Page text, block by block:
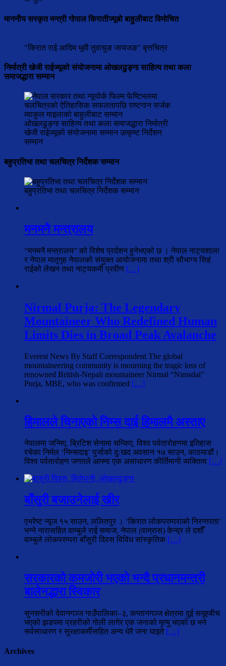
माननीय सस्कृत मन्त्री गोपाल किरातीज्यूबो बाहुलीबाट विमोचित
"किरात राई आदिम भूमी तुवाचुङ जायजङ" बृत्तचित्र
निर्मात्री खेजी राईज्यूको संयोजनामा ओखलढुङ्गा साहित्य तथा कला
समाजद्धारा सम्मान
ओखलढुङ्गा साहित्य तथा कला समाजद्धारा निर्मात्री
खेजी राईज्यूको संयोजनामा सम्मान उत्कृष्ट निर्देशन
सम्मान
बहुप्रतिभा तथा चलचित्र निर्देशक सम्मान
बहुप्रतिभा तथा चलचित्र निर्देशक सम्मान
मनमनै मन्त्रालय
“मनमनै मन्त्रालय” को विशेष प्रर्दशन हुनेभएको छ । नेपाल नाट्यशाला
र नेपाल मातृगृह नेपालको संयुक्त आयोजनामा तथा श्री सौभाग्य सिहं
राईको लेखन तथा नाट्यकर्मी प्रवीण […]
Nirmal Purja: The Legendary
Mountaineer Who Redefined Human
Limits Dies in Broad Peak Avalanche
Everest News By Staff Correspondent The global
mountaineering community is mourning the tragic loss of
renowned British-Nepali mountaineer Nirmal “Nimsdai”
Purja, MBE, who was confirmed […]
हिमालले चिनाएको निम्स दाई हिमालमै अस्ताए
नेपालमा जन्मिए, ब्रिटिश सेनामा चम्किए, विश्व पर्वतारोहणमा इतिहास
रचेका निर्मल ‘निम्सदाइ’ पुर्जाको दुःखद अवसान १७ साउन, काठमाडौं।
विश्व पर्वतारोहण जगतले आफ्ना एक असाधारण कीर्तिमानी व्यक्तित्व […]
बाँसुरी बजाउनेलाई खीर
एभरेष्ट न्यूज १५ साउन, ललितपुर । ‘किरात लोकपरम्पराको निरन्तरता’
भन्ने नारासहित वाम्बुले राई समाज, नेपाल (वाम्रास) केन्द्र ले दशौँ
वाम्बुले लोकपरम्परा बाँसुरी दिवस विविध सांस्कृतिक […]
सरकारको कमजोरी भएको भन्दै प्रधानमन्त्री
बालेनद्धारा स्विकार
सुनसरीको देवानगञ्ज गाउँपालिका–३, कप्तानगञ्ज क्षेत्रमा दुई समूहबीच
भएको झडपमा प्रहरीको गोली लागेर एक जनाको मृत्यु भएको छ भने
सर्वसाधारण र सुरक्षाकर्मीसहित अन्य धेरै जना घाइते […]
Archives